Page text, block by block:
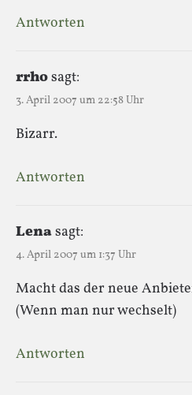
Antworten
rrhosagt:
3. April 2007 um 22:58 Uhr
Bizarr.
Antworten
Lenasagt:
4. April 2007 um 1:37 Uhr
Macht das der neue
(Wenn man nur wechselt)
Antworten